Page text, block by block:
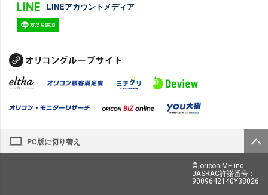
LINEアカウントメディア
PC版に切り替え
© oricon ME inc.
JASRAC許諾番号：
9009642140Y38026